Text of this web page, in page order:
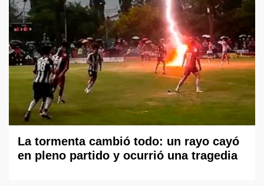
La tormenta cambió todo: un rayo cayó
en pleno partido y ocurrió una tragedia